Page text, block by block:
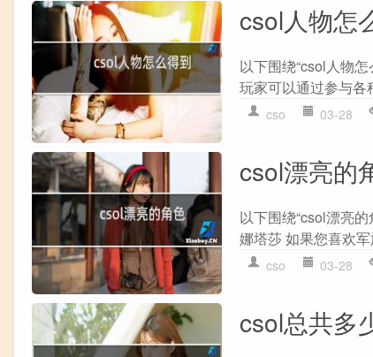
csol人物怎
以下围绕“csol人物
玩家可以通过参与各
cso 03-28
csol漂亮的
以下围绕“csol漂亮
娜塔莎 如果您喜欢
cso 03-28
csol总共多